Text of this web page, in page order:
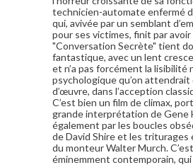
technicien-automate enfermé
qui, avivée par un semblant
pour ses victimes, finit par
"Conversation Secrète" tient
fantastique, avec un lent
et n’a pas forcément la lisibilité
psychologique qu’on attendrait
d’œuvre, dans l’acception
C’est bien un film de climax,
grande interprétation de Gene
également par les boucles
de David Shire et les triturages
du monteur Walter Murch.
éminemment contemporain,